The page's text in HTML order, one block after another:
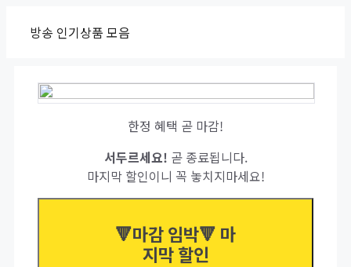
방송 인기상품 모음
한정 혜택 곧 마감!
서두르세요! 곧 종료됩니다.
마지막 할인이니 꼭 놓치지마세요!
🔻마감 임박🔻 마
지막 할인